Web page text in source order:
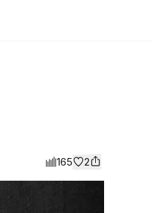
165 2